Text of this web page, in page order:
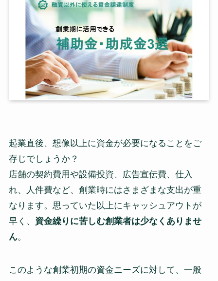
起業直後、想像以上に資金が必要になることをご
存じでしょうか？
店舗の契約費用や設備投資、広告宣伝費、仕入
れ、人件費など、創業時にはさまざまな支出が重
なります。思っていた以上にキャッシュアウトが
早く、 資金繰りに苦しむ創業者は少なくありませ
ん。
このような創業初期の資金ニーズに対して、一般